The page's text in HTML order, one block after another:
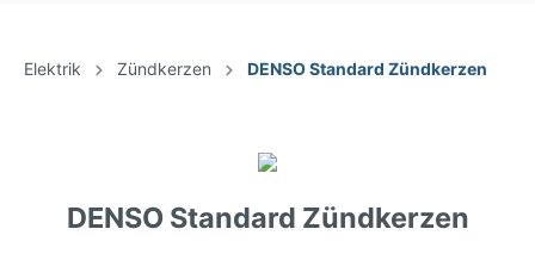
Elektrik Zündkerzen DENSO Standard Zündkerzen
DENSO Standard Zündkerzen